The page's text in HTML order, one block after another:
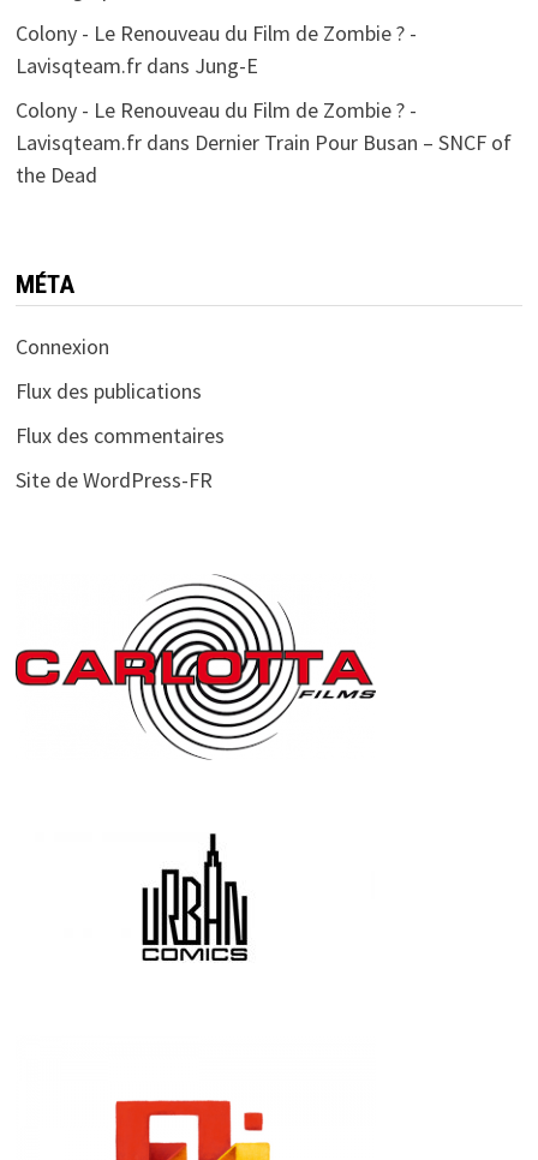
Colony - Le Renouveau du Film de Zombie ? -
Lavisqteam.frdans Jung-E
Colony - Le Renouveau du Film de Zombie ? -
Lavisqteam.frdans Dernier Train Pour Busan – SNCF of
the Dead
MÉTA
Connexion
Flux des publications
Flux des commentaires
Site de WordPress-FR